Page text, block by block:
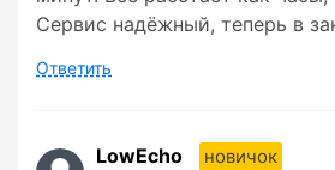
Сервис надёжный, теперь в
Ответить
LowEcho
новичок